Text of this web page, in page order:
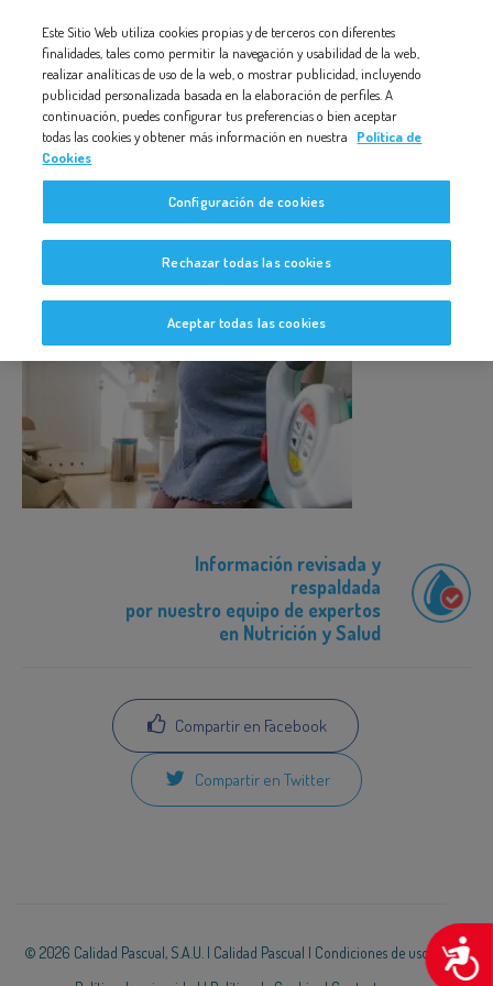
accesibilidad.
CONTRADICCIONES02
contradicciones02
Información revisada y
respaldada
por nuestro equipo de expertos
en Nutrición y Salud
Compartir en Facebook
Compartir en Twitter
© 2026 Calidad Pascual, S.A.U. | Calidad Pascual | Condiciones de uso
Este Sitio Web utiliza cookies propias y de terceros con diferentes
finalidades, tales como permitir la navegación y usabilidad de la web,
realizar analíticas de uso de la web, o mostrar publicidad, incluyendo
publicidad personalizada basada en la elaboración de perfiles. A
continuación, puedes configurar tus preferencias o bien aceptar
todas las cookies y obtener más información en nuestra
Política de
Cookies
Configuración de cookies
Rechazar todas las cookies
Aceptar todas las cookies